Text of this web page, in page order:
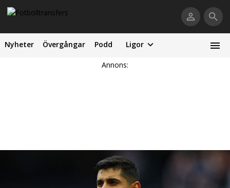
Nyheter Övergångar Podd Ligor
Annons: